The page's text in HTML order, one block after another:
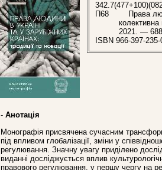
П68
Права
2021. —
ISBN 966-397-235-
- Анотація
Монографія присвячена сучасним
під впливом глобалізації, зміни у
регулювання. Значну увагу приділено
виданні досліджується вплив
правового регулювання, у першу чергу на